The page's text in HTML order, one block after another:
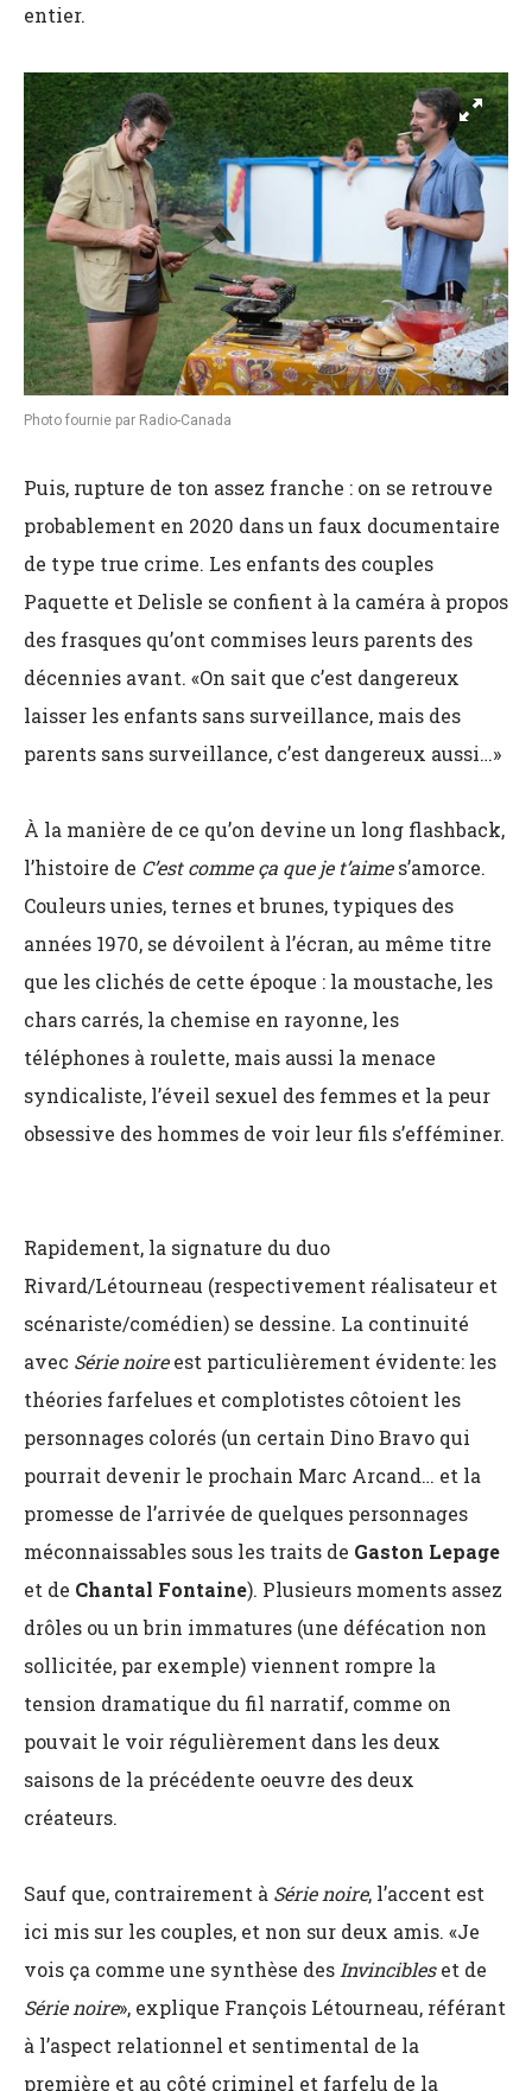
entier.
Photo fournie par Radio-Canada
Puis, rupture de ton assez franche : on se retrouve
probablement en 2020 dans un faux documentaire
de type true crime. Les enfants des couples
Paquette et Delisle se confient à la caméra à propos
des frasques qu’ont commises leurs parents des
décennies avant. «On sait que c’est dangereux
laisser les enfants sans surveillance, mais des
parents sans surveillance, c’est dangereux aussi…»
À la manière de ce qu’on devine un long flashback,
l’histoire de C’est comme ça que je t’aimes’amorce.
Couleurs unies, ternes et brunes, typiques des
années 1970, se dévoilent à l’écran, au même titre
que les clichés de cette époque : la moustache, les
chars carrés, la chemise en rayonne, les
téléphones à roulette, mais aussi la menace
syndicaliste, l’éveil sexuel des femmes et la peur
obsessive des hommes de voir leur fils s’efféminer.
Rapidement, la signature du duo
Rivard/Létourneau (respectivement réalisateur et
scénariste/comédien) se dessine. La continuité
avec Série noireest particulièrement évidente: les
théories farfelues et complotistes côtoient les
personnages colorés (un certain Dino Bravo qui
pourrait devenir le prochain Marc Arcand… et la
promesse de l’arrivée de quelques personnages
méconnaissables sous les traits de Gaston Lepage
et de Chantal Fontaine). Plusieurs moments assez
drôles ou un brin immatures (une défécation non
sollicitée, par exemple) viennent rompre la
tension dramatique du fil narratif, comme on
pouvait le voir régulièrement dans les deux
saisons de la précédente oeuvre des deux
créateurs.
Sauf que, contrairement à Série noire, l’accent est
ici mis sur les couples, et non sur deux amis. «Je
vois ça comme une synthèse des Invincibleset de
Série noire», explique François Létourneau, référant
à l’aspect relationnel et sentimental de la
première et au côté criminel et farfelu de la